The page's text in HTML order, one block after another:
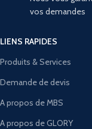
vos demandes
LIENS RAPIDES
Produits & Services
Demande de devis
A propos de MBS
A propos de GLORY